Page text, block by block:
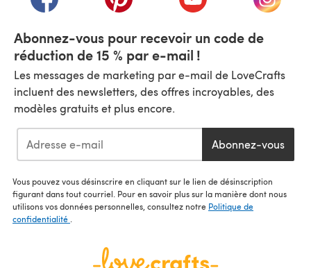
Abonnez-vous pour recevoir un code de
réduction de 15 % par e-mail !
Les messages de marketing par e-mail de LoveCrafts
incluent des newsletters, des offres incroyables, des
modèles gratuits et plus encore.
Abonnez-vous
Vous pouvez vous désinscrire en cliquant sur le lien de désinscription
figurant dans tout courriel. Pour en savoir plus sur la manière dont nous
utilisons vos données personnelles, consultez notre Politique de
confidentialité .